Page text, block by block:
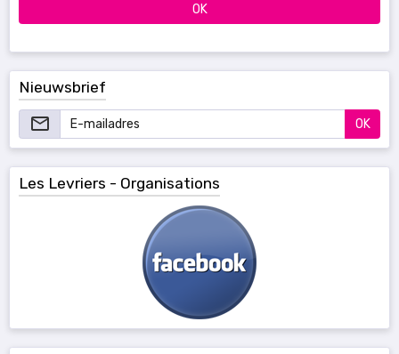
OK
Nieuwsbrief
OK
Les Levriers - Organisations